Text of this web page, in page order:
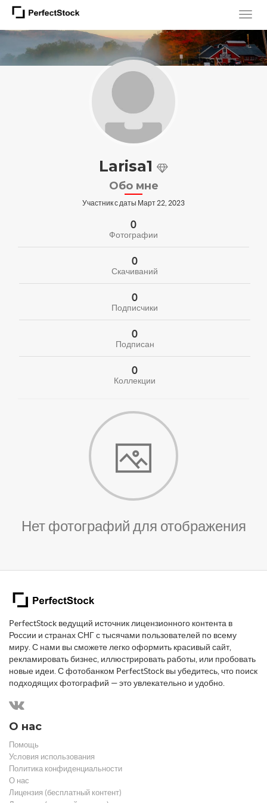
Larisa1
Обо мне
Участник с даты Март 22, 2023
0
Фотографии
0
Скачиваний
0
Подписчики
0
Подписан
0
Коллекции
Нет фотографий для отображения
PerfectStock ведущий источник лицензионного контента в
России и странах СНГ с тысячами пользователей по всему
миру. С нами вы сможете легко оформить красивый сайт,
рекламировать бизнес, иллюстрировать работы, или пробовать
новые идеи. С фотобанком PerfectStock вы убедитесь, что поиск
подходящих фотографий — это увлекательно и удобно.
О нас
Помощь
Условия использования
Политика конфиденциальности
О нас
Лицензия (бесплатный контент)